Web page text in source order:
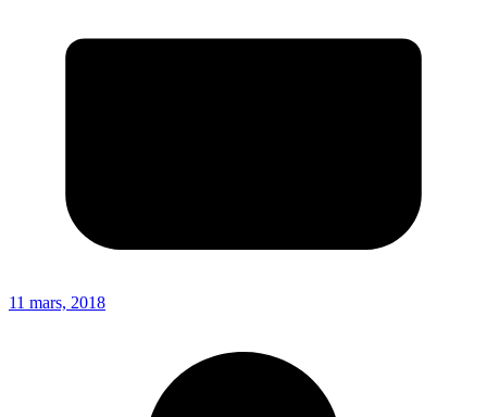
11 mars, 2018